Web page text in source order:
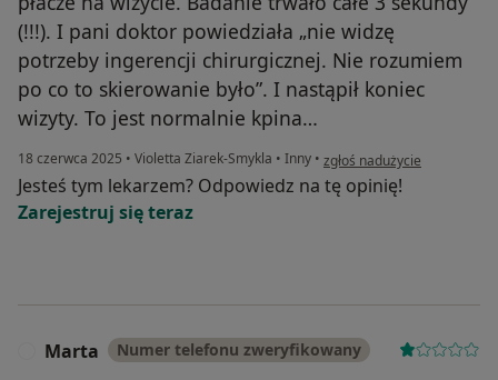
(!!!). I pani doktor powiedziała „nie widzę
potrzeby ingerencji chirurgicznej. Nie rozumiem
po co to skierowanie było”. I nastąpił koniec
wizyty. To jest normalnie kpina…
18 czerwca 2025 • Violetta Ziarek-Smykla • Inny • w opinii użytkownika
zgłoś nadużycie
Jesteś tym lekarzem? Odpowiedz na tę opinię!
Zarejestruj się teraz
Marta Numer telefonu zweryfikowany